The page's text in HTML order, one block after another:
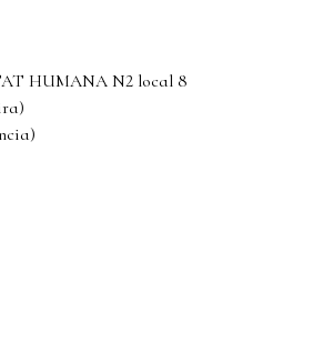
HUMANA N2 local 8